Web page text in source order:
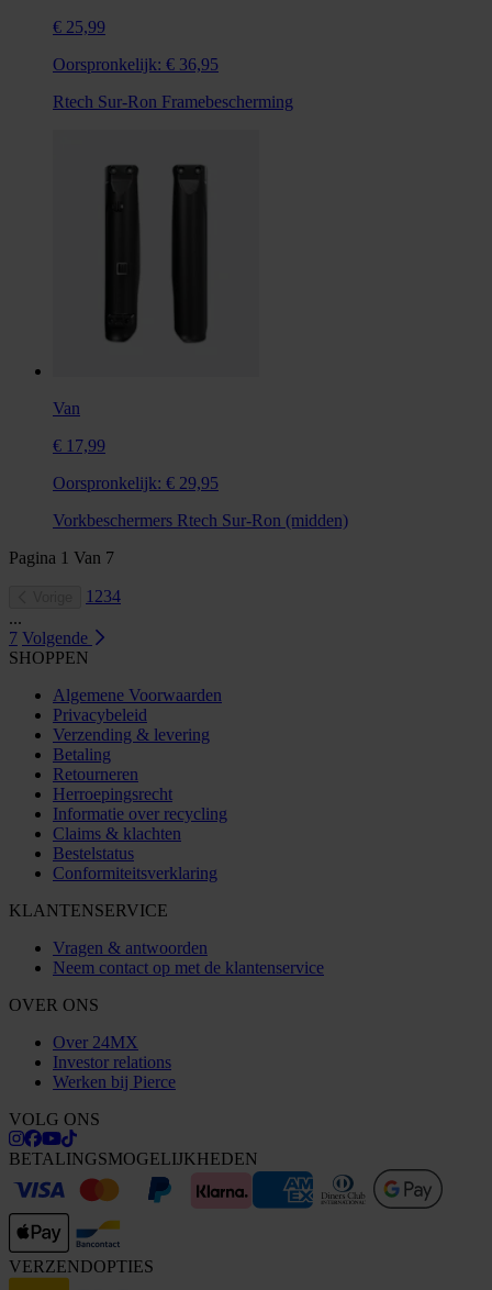
€ 25,99
Oorspronkelijk: € 36,95
Rtech Sur-Ron Framebescherming
Van
€ 17,99
Oorspronkelijk: € 29,95
Vorkbeschermers Rtech Sur-Ron (midden)
Pagina 1 Van 7
1234
...
7 Volgende
SHOPPEN
Algemene Voorwaarden
Privacybeleid
Verzending & levering
Betaling
Retourneren
Herroepingsrecht
Informatie over recycling
Claims & klachten
Bestelstatus
Conformiteitsverklaring
KLANTENSERVICE
Vragen & antwoorden
Neem contact op met de klantenservice
OVER ONS
Over 24MX
Investor relations
Werken bij Pierce
VOLG ONS
BETALINGSMOGELIJKHEDEN
VERZENDOPTIES